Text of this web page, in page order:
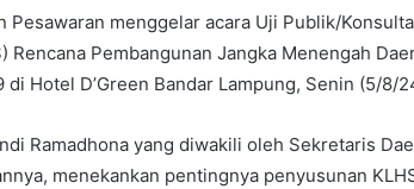
Pesawaran menggelar acara Uji Publik/
Rencana Pembangunan Jangka Menengah
Hotel D’Green Bandar Lampung, Senin (5/8/
Ramadhona yang diwakili oleh Sekretaris
menekankan pentingnya penyusunan